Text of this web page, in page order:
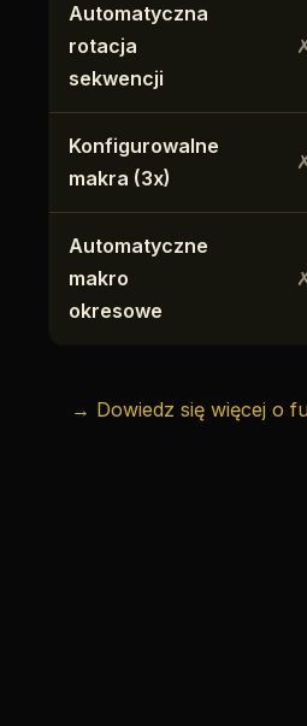
Automatyczna
rotacja
sekwencji
Konfigurowalne
makra (3x)
Automatyczne
makro
okresowe
→ Dowiedz się więcej o